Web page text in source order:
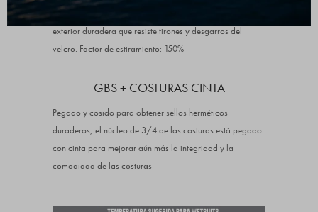
Neopreno súper elástico de alto rendimiento con una piel
exterior duradera que resiste tirones y desgarros del
velcro. Factor de estiramiento: 150%
GBS + COSTURAS CINTA
Pegado y cosido para obtener sellos herméticos
duraderos, el núcleo de 3/4 de las costuras está pegado
con cinta para mejorar aún más la integridad y la
comodidad de las costuras